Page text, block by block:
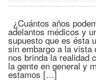
¿Cuántos años
adelantos médicos y
supuesto que es ésta
sin embargo a la vista
nos brinda la realidad
la gente en general y
estamos […]